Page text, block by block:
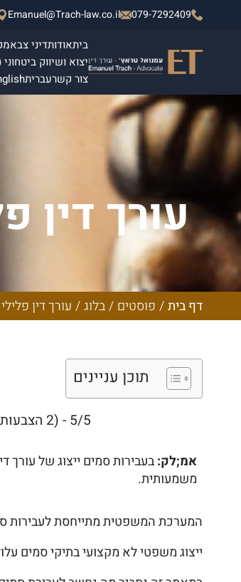
079-7292409
Emanuel@Trach-law.co.il
ביתאודותדיני צבא
יצוא ושיווק
צור קשרעברית
עורך דין
דף בית/ פוסטים /בלוג/ עורך דין
תוכן עניינים
5/5 - (2 הצבעות)
אמ;לק:בעבירות סמים ייצוג של עורך
משמעותית.
המערכת המשפטית מתייחסת לעבירות
ייצוג משפטי לא מקצועי בתיקי סמים